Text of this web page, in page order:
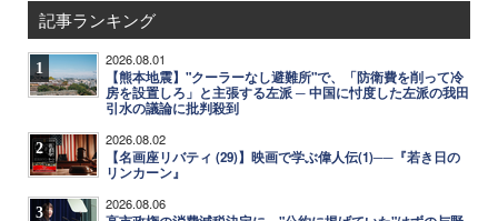
記事ランキング
1 2026.08.01
【熊本地震】"クーラーなし避難所"で、「防衛費を削って冷
房を設置しろ」と主張する左派 ─ 中国に忖度した左派の我田
引水の議論に批判殺到
2 2026.08.02
【名画座リバティ (29)】映画で学ぶ偉人伝(1)──『若き日の
リンカーン』
3 2026.08.06